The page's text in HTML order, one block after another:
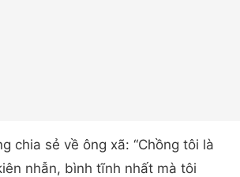
chia sẻ về ông xã: “Chồng tôi là
nhẫn, bình tĩnh nhất mà tôi